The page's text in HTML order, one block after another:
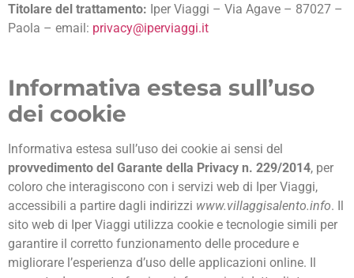
Titolare del trattamento: Iper Viaggi – Via Agave – 87027 –
Paola – email: privacy@iperviaggi.it
Informativa estesa sull’uso
dei cookie
Informativa estesa sull’uso dei cookie ai sensi del
provvedimento del Garante della Privacy n. 229/2014, per
coloro che interagiscono con i servizi web di Iper Viaggi,
accessibili a partire dagli indirizzi www.villaggisalento.info. Il
sito web di Iper Viaggi utilizza cookie e tecnologie simili per
garantire il corretto funzionamento delle procedure e
migliorare l’esperienza d’uso delle applicazioni online. Il